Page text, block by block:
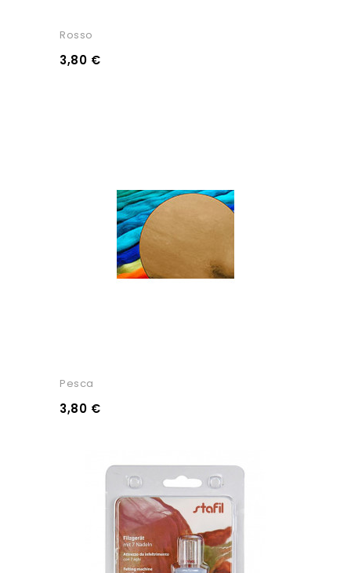
Rosso
3,80 €
Pesca
3,80 €